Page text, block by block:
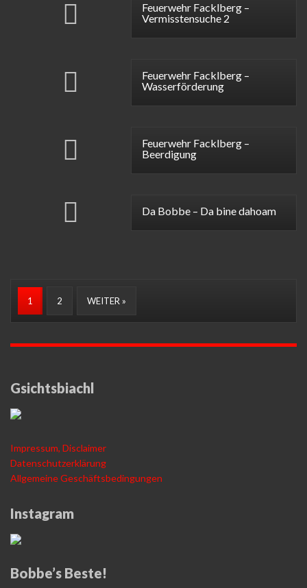
Feuerwehr Facklberg –
Vermisstensuche 2
Feuerwehr Facklberg –
Wasserförderung
Feuerwehr Facklberg –
Beerdigung
Da Bobbe – Da bine dahoam
1 2 WEITER »
Gsichtsbiachl
Impressum, Disclaimer
Datenschutzerklärung
Allgemeine Geschäftsbedingungen
Instagram
Bobbe’s Beste!